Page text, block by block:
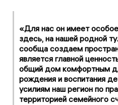
«Для нас он имеет
здесь, на нашей родной
сообща создаем
является главной
общий дом комфортным
рождения и воспитания
усилиям наш регион по
территорией семейного